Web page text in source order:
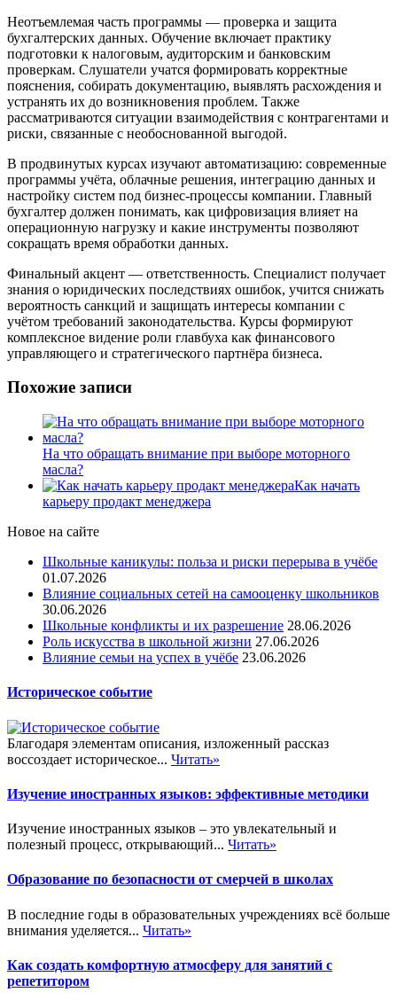
Неотъемлемая часть программы — проверка и защита
бухгалтерских данных. Обучение включает практику
подготовки к налоговым, аудиторским и банковским
проверкам. Слушатели учатся формировать корректные
пояснения, собирать документацию, выявлять расхождения и
устранять их до возникновения проблем. Также
рассматриваются ситуации взаимодействия с контрагентами и
риски, связанные с необоснованной выгодой.
В продвинутых курсах изучают автоматизацию: современные
программы учёта, облачные решения, интеграцию данных и
настройку систем под бизнес-процессы компании. Главный
бухгалтер должен понимать, как цифровизация влияет на
операционную нагрузку и какие инструменты позволяют
сокращать время обработки данных.
Финальный акцент — ответственность. Специалист получает
знания о юридических последствиях ошибок, учится снижать
вероятность санкций и защищать интересы компании с
учётом требований законодательства. Курсы формируют
комплексное видение роли главбуха как финансового
управляющего и стратегического партнёра бизнеса.
Похожие записи
На что обращать внимание при выборе моторного
масла?
Как начать
карьеру продакт менеджера
Новое на сайте
Школьные каникулы: польза и риски перерыва в учёбе
01.07.2026
Влияние социальных сетей на самооценку школьников
30.06.2026
Школьные конфликты и их разрешение 28.06.2026
Роль искусства в школьной жизни 27.06.2026
Влияние семьи на успех в учёбе 23.06.2026
Историческое событие
Благодаря элементам описания, изложенный рассказ
воссоздает историческое... Читать»
Изучение иностранных языков: эффективные методики
Изучение иностранных языков – это увлекательный и
полезный процесс, открывающий... Читать»
Образование по безопасности от смерчей в школах
В последние годы в образовательных учреждениях всё больше
внимания уделяется... Читать»
Как создать комфортную атмосферу для занятий с
репетитором